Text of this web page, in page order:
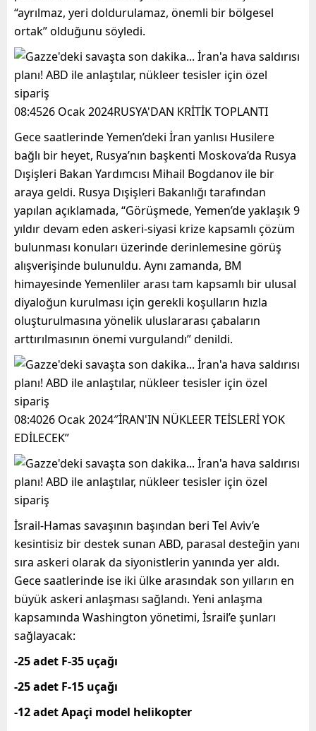
“ayrılmaz, yeri doldurulamaz, önemli bir bölgesel
ortak” olduğunu söyledi.
08:4526 Ocak 2024RUSYA'DAN KRİTİK TOPLANTI
Gece saatlerinde Yemen’deki İran yanlısı Husilere
bağlı bir heyet, Rusya’nın başkenti Moskova’da Rusya
Dışişleri Bakan Yardımcısı Mihail Bogdanov ile bir
araya geldi. Rusya Dışişleri Bakanlığı tarafından
yapılan açıklamada, “Görüşmede, Yemen’de yaklaşık 9
yıldır devam eden askeri-siyasi krize kapsamlı çözüm
bulunması konuları üzerinde derinlemesine görüş
alışverişinde bulunuldu. Aynı zamanda, BM
himayesinde Yemenliler arası tam kapsamlı bir ulusal
diyaloğun kurulması için gerekli koşulların hızla
oluşturulmasına yönelik uluslararası çabaların
arttırılmasının önemi vurgulandı” denildi.
08:4026 Ocak 2024″İRAN'IN NÜKLEER TEİSLERİ YOK
EDİLECEK”
İsrail-Hamas savaşının başından beri Tel Aviv’e
kesintisiz bir destek sunan ABD, parasal desteğin yanı
sıra askeri olarak da siyonistlerin yanında yer aldı.
Gece saatlerinde ise iki ülke arasındak son yılların en
büyük askeri anlaşması sağlandı. Yeni anlaşma
kapsamında Washington yönetimi, İsrail’e şunları
sağlayacak:
-25 adet F-35 uçağı
-25 adet F-15 uçağı
-12 adet Apaçi model helikopter